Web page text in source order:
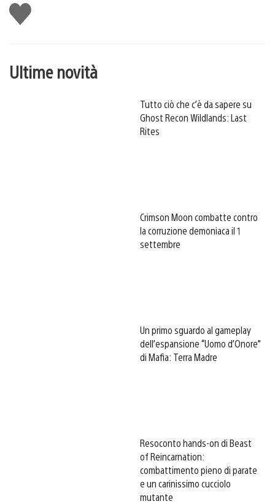
Mi
piace
Ultime novità
Tutto ciò che c’è da sapere su
Ghost Recon Wildlands: Last
Rites
Crimson Moon combatte contro
la corruzione demoniaca il 1
settembre
Un primo sguardo al gameplay
dell’espansione “Uomo d’Onore”
di Mafia: Terra Madre
Resoconto hands-on di Beast
of Reincarnation:
combattimento pieno di parate
e un carinissimo cucciolo
mutante